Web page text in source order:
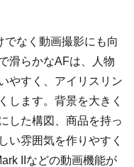
でなく動画撮影にも向
滑らかなAFは、人物
やすく、アイリスリン
します。背景を大きく
した構図、商品を持っ
い雰囲気を作りやすく
IIなどの動画機能が